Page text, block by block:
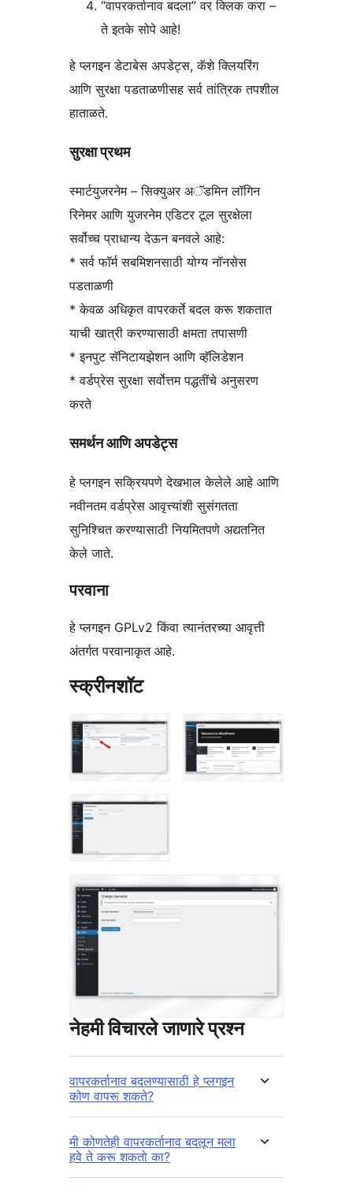
“वापरकर्तानाव बदला” वर क्लिक करा –
ते इतके सोपे आहे!
हे प्लगइन डेटाबेस अपडेट्स, कॅशे क्लियरिंग
आणि सुरक्षा पडताळणीसह सर्व तांत्रिक तपशील
हाताळते.
सुरक्षा प्रथम
स्मार्टयुजरनेम – सिक्युअर अॅडमिन लॉगिन
रिनेमर आणि युजरनेम एडिटर टूल सुरक्षेला
सर्वोच्च प्राधान्य देऊन बनवले आहे:
* सर्व फॉर्म सबमिशनसाठी योग्य नॉनसेस
पडताळणी
* केवळ अधिकृत वापरकर्ते बदल करू शकतात
याची खात्री करण्यासाठी क्षमता तपासणी
* इनपुट सॅनिटायझेशन आणि व्हॅलिडेशन
* वर्डप्रेस सुरक्षा सर्वोत्तम पद्धतींचे अनुसरण
करते
समर्थन आणि अपडेट्स
हे प्लगइन सक्रियपणे देखभाल केलेले आहे आणि
नवीनतम वर्डप्रेस आवृत्त्यांशी सुसंगतता
सुनिश्चित करण्यासाठी नियमितपणे अद्यतनित
केले जाते.
परवाना
हे प्लगइन GPLv2 किंवा त्यानंतरच्या आवृत्ती
अंतर्गत परवानाकृत आहे.
स्क्रीनशॉट
नेहमी विचारले जाणारे प्रश्न
वापरकर्तानाव बदलण्यासाठी हे प्लगइन
कोण वापरू शकते?
मी कोणतेही वापरकर्तानाव बदलून मला
हवे ते करू शकतो का?